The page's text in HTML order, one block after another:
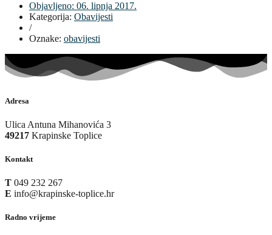
Objavljeno: 06. lipnja 2017.
Kategorija: Obavijesti
/
Oznake: obavijesti
Adresa
Ulica Antuna Mihanovića 3
49217 Krapinske Toplice
Kontakt
T 049 232 267
E info@krapinske-toplice.hr
Radno vrijeme